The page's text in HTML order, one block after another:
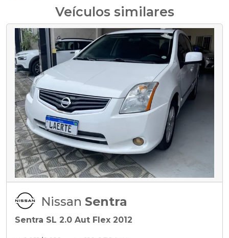
Veículos similares
Nissan Sentra
Sentra SL 2.0 Aut Flex 2012